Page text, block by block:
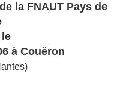
la FNAUT Pays de
à Couëron